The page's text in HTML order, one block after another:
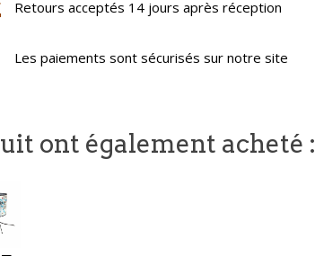
Retours acceptés 14 jours après réception
Les paiements sont sécurisés sur notre site
ont également acheté :